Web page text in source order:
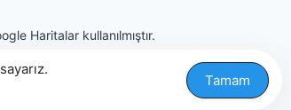
Haritalar kullanılmıştır.
Tamam